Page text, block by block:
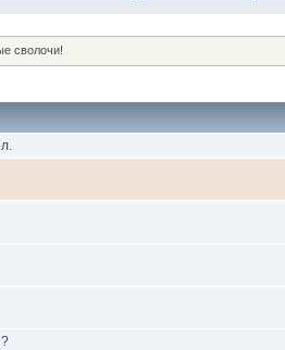
сволочи!